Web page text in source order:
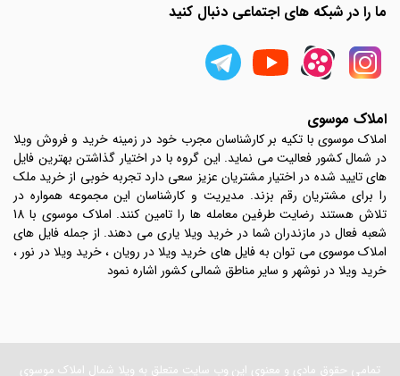
ما را در شبکه های اجتماعی دنبال کنید
املاک موسوی
املاک موسوی با تکیه بر کارشناسان مجرب خود در زمینه خرید و فروش ویلا
در شمال کشور فعالیت می نماید. این گروه با در اختیار گذاشتن بهترین فایل
های تایید شده در اختیار مشتریان عزیز سعی دارد تجربه خوبی از خرید ملک
را برای مشتریان رقم بزند. مدیریت و کارشناسان این مجموعه همواره در
تلاش هستند رضایت طرفین معامله ها را تامین کنند. املاک موسوی با 18
شعبه فعال در مازندران شما در خرید ویلا یاری می دهند. از جمله فایل های
املاک موسوی می توان به فایل های خرید ویلا در رویان ، خرید ویلا در نور ،
خرید ویلا در نوشهر و سایر مناطق شمالی کشور اشاره نمود
تمامی حقوق مادی و معنوی این وب سایت متعلق به ویلا شمال املاک موسوی